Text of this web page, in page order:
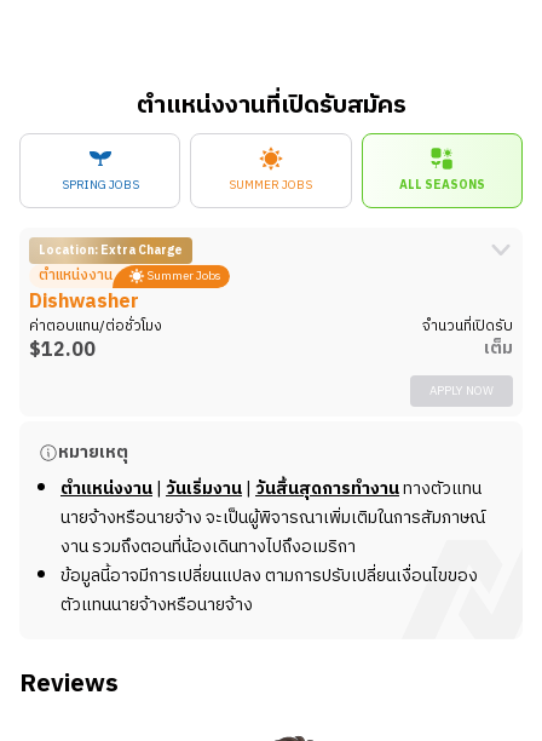
ตำแหน่งงานที่เปิดรับสมัคร
SPRING JOBS SUMMER JOBS ALL SEASONS
Location: Extra Charge
ตำแหน่งงาน Summer Jobs
Dishwasher
ค่าตอบแทน/ต่อชั่วโมง
$12.00
จำนวนที่เปิดรับ
เต็ม
APPLY NOW
รายละเอียดงาน
รบกวนสอบถามข้อมูลเพิ่มเติมกับทีมงาน NewStep
หมายเหตุ
ตำแหน่งงาน| วันเริ่มงาน| วันสิ้นสุดการทำงานทางตัวแทน
นายจ้างหรือนายจ้าง จะเป็นผู้พิจารณาเพิ่มเติมในการสัมภาษณ์
งาน รวมถึงตอนที่น้องเดินทางไปถึงอเมริกา
ข้อมูลนี้อาจมีการเปลี่ยนแปลง ตามการปรับเปลี่ยนเงื่อนไขของ
ตัวแทนนายจ้างหรือนายจ้าง
Reviews